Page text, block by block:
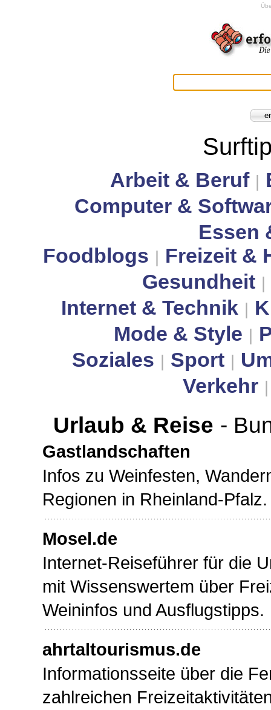
Arbeit & Beruf
Computer &
Essen
Foodblogs
Freizeit &
Gesundheit
Internet & Technik
Mode & Style
Soziales
Sport
Verkehr
Urlaub & Reise -
Gastlandschaften
Infos zu Weinfesten,
Regionen in Rheinland-Pfalz.
Mosel.de
Internet-Reiseführer für die
mit Wissenswertem über
Weininfos und Ausflugstipps.
ahrtaltourismus.de
Informationsseite über die
zahlreichen